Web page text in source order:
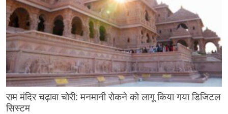
राम मंदिर चढ़ावा चोरी: मनमानी रोकने को लागू किया गया डिजिटल
सिस्टम